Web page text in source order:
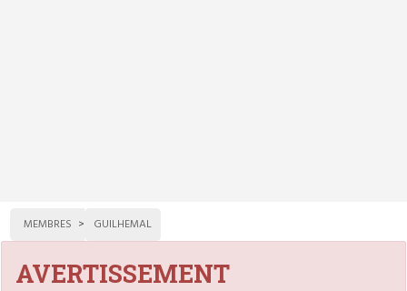
MEMBRES GUILHEMAL
AVERTISSEMENT